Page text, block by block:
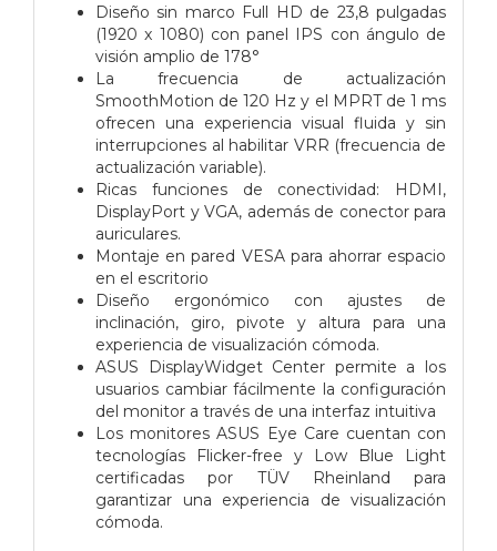
Diseño sin marco Full HD de 23,8 pulgadas
(1920 x 1080) con panel IPS con ángulo de
visión amplio de 178°
La frecuencia de actualización
SmoothMotion de 120 Hz y el MPRT de 1 ms
ofrecen una experiencia visual fluida y sin
interrupciones al habilitar VRR (frecuencia de
actualización variable).
Ricas funciones de conectividad: HDMI,
DisplayPort y VGA, además de conector para
auriculares.
Montaje en pared VESA para ahorrar espacio
en el escritorio
Diseño ergonómico con ajustes de
inclinación, giro, pivote y altura para una
experiencia de visualización cómoda.
ASUS DisplayWidget Center permite a los
usuarios cambiar fácilmente la configuración
del monitor a través de una interfaz intuitiva
Los monitores ASUS Eye Care cuentan con
tecnologías Flicker-free y Low Blue Light
certificadas por TÜV Rheinland para
garantizar una experiencia de visualización
cómoda.